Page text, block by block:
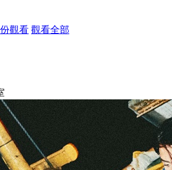
觀看 觀看全部